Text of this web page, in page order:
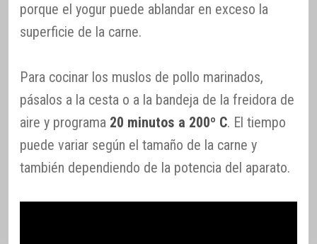
porque el yogur puede ablandar en exceso la
superficie de la carne.
Para cocinar los muslos de pollo marinados,
pásalos a la cesta o a la bandeja de la freidora de
aire y programa 20 minutos a 200º C. El tiempo
puede variar según el tamaño de la carne y
también dependiendo de la potencia del aparato.